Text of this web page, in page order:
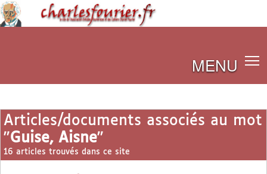
MENU
Articles/documents associés au mot
"Guise, Aisne"
16 articles trouvés dans ce site